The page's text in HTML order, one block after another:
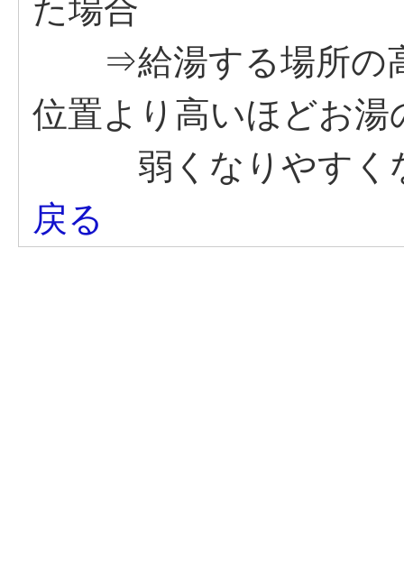
た場合
⇒給湯する場所の高
位置より高いほどお湯
弱くなりやすく
戻る